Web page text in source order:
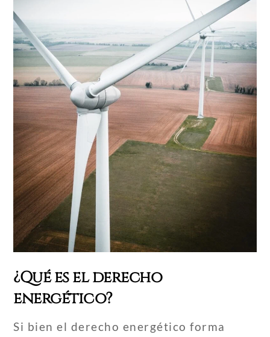
¿Qué es el derecho
energético?
Si bien el derecho energético forma